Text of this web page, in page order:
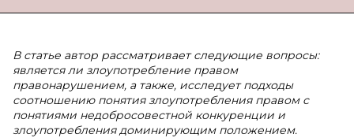
В статье автор рассматривает следующие вопросы:
является ли злоупотребление правом
правонарушением, а также, исследует подходы
соотношению понятия злоупотребления правом с
понятиями недобросовестной конкуренции и
злоупотребления доминирующим положением.